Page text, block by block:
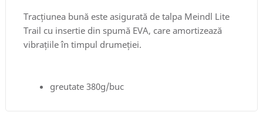
Tracțiunea bună este asigurată de talpa Meindl Lite
Trail cu insertie din spumă EVA, care amortizează
vibrațiile în timpul drumeției.
greutate 380g/buc